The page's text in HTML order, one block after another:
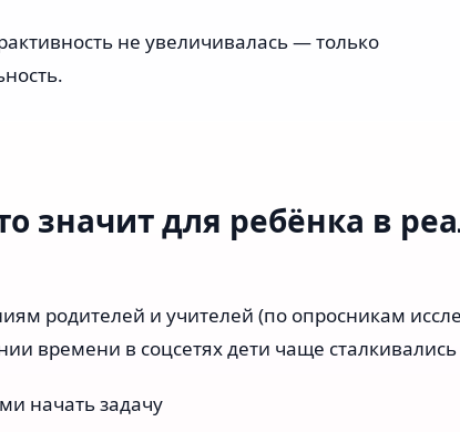
не увеличивалась — только
значит для ребёнка в
родителей и учителей (по опросникам
времени в соцсетях дети чаще сталкивались
начать задачу